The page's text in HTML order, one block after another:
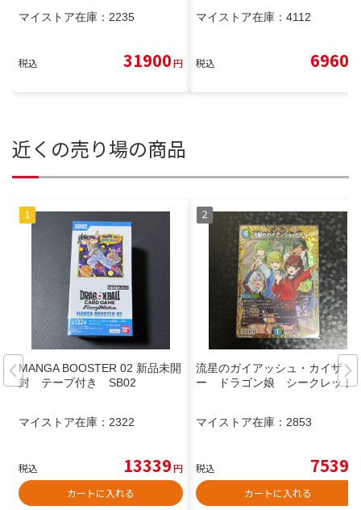
マイストア在庫： 2235
税込 31900円
マイストア在庫： 4112
税込 6960
近くの売り場の商品
MANGA BOOSTER 02 新品未開
封 テープ付き SB02
マイストア在庫： 2322
税込 13339円
カートに入れる
流星のガイアッシュ・カイザ
ー ドラゴン娘 シークレット
マイストア在庫： 2853
税込 7539
カートに入れる